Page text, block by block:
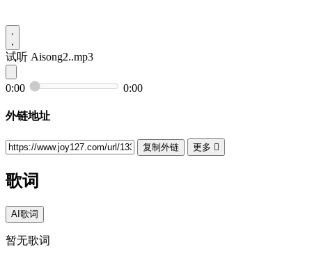
试听 Aisong2..mp3
0:00 0:00
外链地址
复制外链 更多 
歌词
AI歌词
暂无歌词